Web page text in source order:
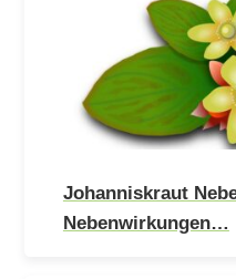
Johanniskraut
Nebenwirkungen…